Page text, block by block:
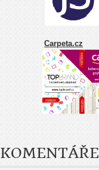
Carpeta.cz
KOMENTÁŘE